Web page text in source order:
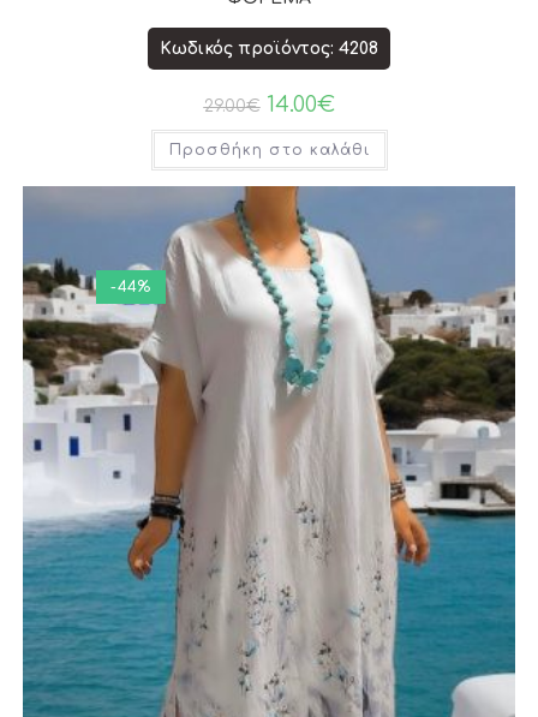
Κωδικός προϊόντος: 4208
29.00€ 14.00€
Προσθήκη στο καλάθι
-44%